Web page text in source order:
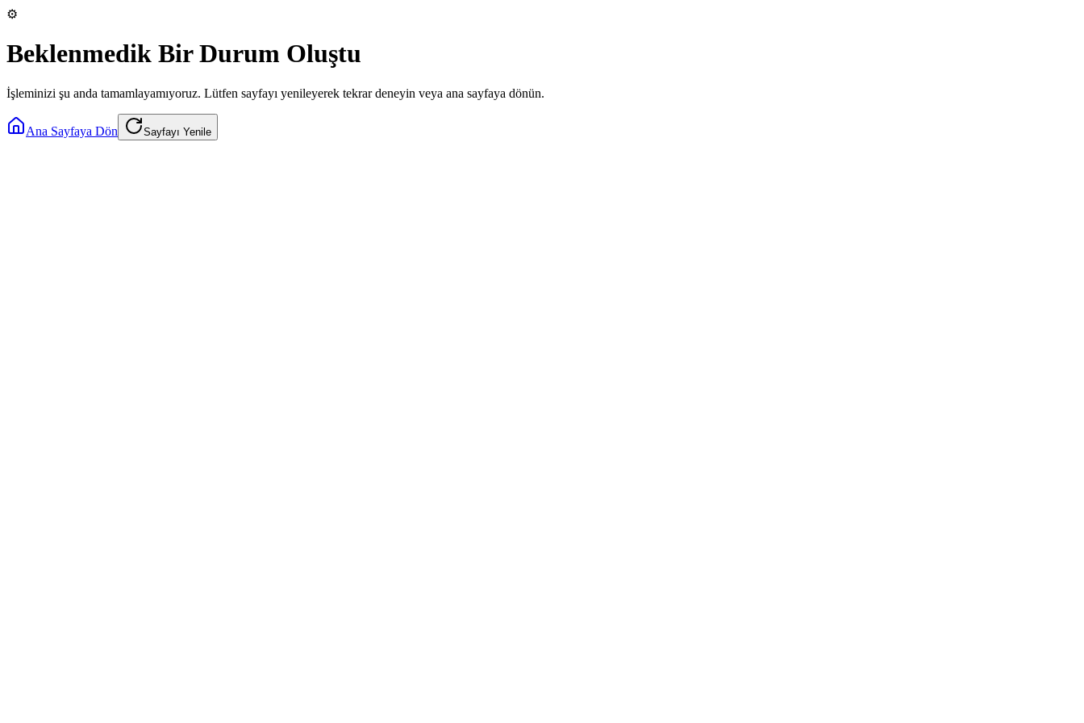
⚙️
Beklenmedik Bir Durum Oluştu
İşleminizi şu anda tamamlayamıyoruz. Lütfen sayfayı yenileyerek tekrar deneyin veya ana sayfaya dönün.
Ana Sayfaya Dön Sayfayı Yenile